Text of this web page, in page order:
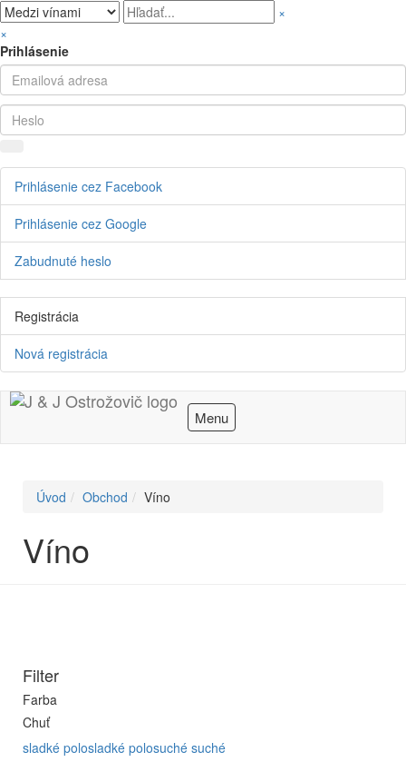
×
×
Prihlásenie
Prihlásenie cez Facebook
Prihlásenie cez Google
Zabudnuté heslo
Registrácia
Nová registrácia
Menu
Úvod Obchod Víno
Víno
Filter
Farba
Chuť
sladké polosladké polosuché suché